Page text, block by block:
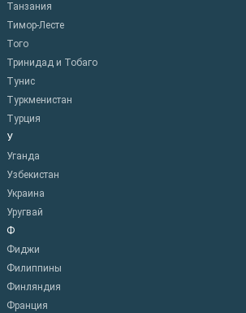
Танзания
Тимор-Лесте
Того
Тринидад и Тобаго
Тунис
Туркменистан
Турция
У
Уганда
Узбекистан
Украина
Уругвай
Ф
Фиджи
Филиппины
Финляндия
Франция